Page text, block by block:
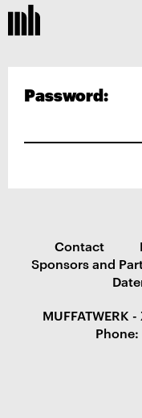
Password:
Contact
Sponsors and
MUFFATWERK